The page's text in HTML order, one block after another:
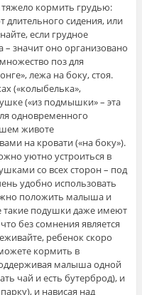
кормить грудью:
длительного сидения, или
если грудное
– значит оно организовано
поз для
лежа на боку, стоя.
(«колыбелька»,
(«из подмышки» – эта
одновременного
животе
на кровати («на боку»).
уютно устроиться в
со всех сторон – под
удобно использовать
положить малыша и
подушки даже имеют
без сомнения является
ребенок скоро
кормить в
малыша одной
чай и есть бутерброд), и
и нависая над